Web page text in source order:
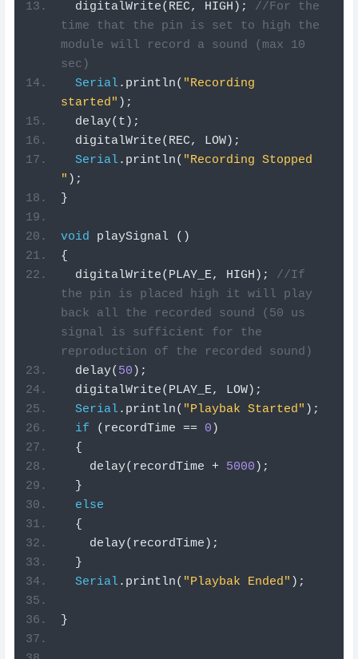
  digitalWrite
( REC, HIGH );
//For the
time that the pin is set to high the
module will record a sound (max 10
sec)
Serial. println( "Recording
started" );
  delay
( t );
  digitalWrite
( REC, LOW);
Serial. println( "Recording Stopped
" );
}
void playSignal
()
{
  digitalWrite
( PLAY_E, HIGH );
//If
the pin is placed high it will play
back all the recorded sound (50 us
signal is sufficient for the
reproduction of the recorded sound)
  delay
( 50 );
  digitalWrite
( PLAY_E, LOW);
Serial. println( "Playbak Started" );
if
( recordTime == 0 )
{
    delay
( recordTime + 5000 );
}
else
{
    delay
( recordTime );
}
Serial. println( "Playbak Ended" );
}